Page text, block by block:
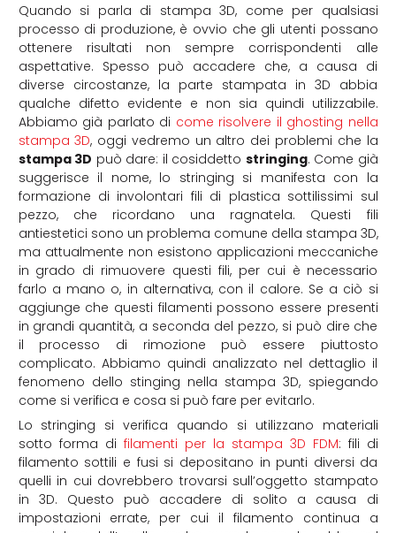
Quando si parla di stampa 3D, come per qualsiasi
processo di produzione, è ovvio che gli utenti possano
ottenere risultati non sempre corrispondenti alle
aspettative. Spesso può accadere che, a causa di
diverse circostanze, la parte stampata in 3D abbia
qualche difetto evidente e non sia quindi utilizzabile.
Abbiamo già parlato di come risolvere il ghosting nella
stampa 3D, oggi vedremo un altro dei problemi che la
stampa 3D può dare: il cosiddetto stringing. Come già
suggerisce il nome, lo stringing si manifesta con la
formazione di involontari fili di plastica sottilissimi sul
pezzo, che ricordano una ragnatela. Questi fili
antiestetici sono un problema comune della stampa 3D,
ma attualmente non esistono applicazioni meccaniche
in grado di rimuovere questi fili, per cui è necessario
farlo a mano o, in alternativa, con il calore. Se a ciò si
aggiunge che questi filamenti possono essere presenti
in grandi quantità, a seconda del pezzo, si può dire che
il processo di rimozione può essere piuttosto
complicato. Abbiamo quindi analizzato nel dettaglio il
fenomeno dello stinging nella stampa 3D, spiegando
come si verifica e cosa si può fare per evitarlo.
Lo stringing si verifica quando si utilizzano materiali
sotto forma di filamenti per la stampa 3D FDM: fili di
filamento sottili e fusi si depositano in punti diversi da
quelli in cui dovrebbero trovarsi sull’oggetto stampato
in 3D. Questo può accadere di solito a causa di
impostazioni errate, per cui il filamento continua a